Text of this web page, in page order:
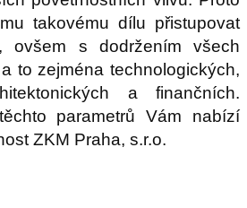
takovému dílu přistupovat
ovšem s dodržením všech
to zejména technologických,
a finančních.
parametrů Vám nabízí
ZKM Praha, s.r.o.